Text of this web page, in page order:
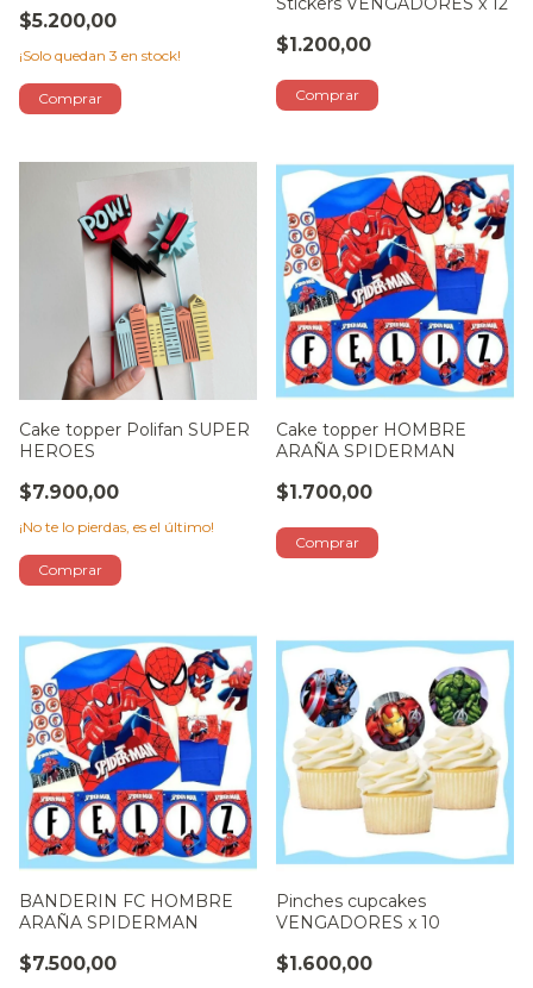
$5.200,00
¡Solo quedan 3 en stock! $1.200,00
Cake topper Polifan SUPER
HEROES
$7.900,00
¡No te lo pierdas, es el último!
Cake topper HOMBRE
ARAÑA SPIDERMAN
$1.700,00
BANDERIN FC HOMBRE
ARAÑA SPIDERMAN
$7.500,00
Pinches cupcakes
VENGADORES x 10
$1.600,00